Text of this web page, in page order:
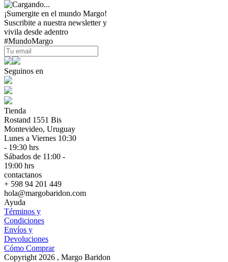
¡Sumergite en el mundo Margo!
Suscribite a nuestra newsletter y
vivila desde adentro
#MundoMargo
Seguinos en
Tienda
Rostand 1551 Bis
Montevideo, Uruguay
Lunes a Viernes 10:30
- 19:30 hrs
Sábados de 11:00 -
19:00 hrs
contactanos
+ 598 94 201 449
hola@margobaridon.com
Ayuda
Términos y
Condiciones
Envíos y
Devoluciones
Cómo Comprar
Copyright 2026 , Margo Baridon